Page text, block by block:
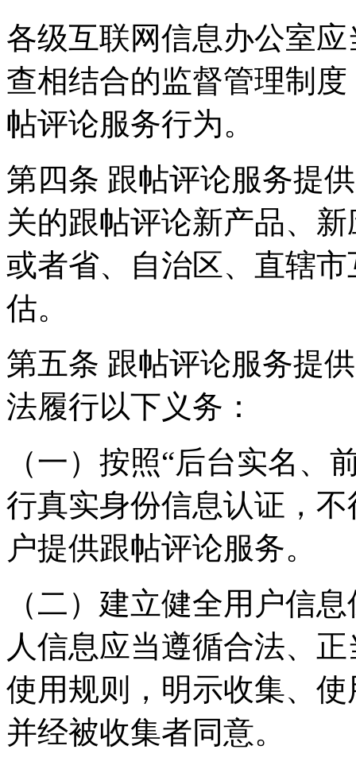
各级互联网信息办公室
查相结合的监督管理制
帖评论服务行为。
第四条 跟帖评论服务提
关的跟帖评论新产品、
或者省、自治区、直辖
估。
第五条 跟帖评论服务提
法履行以下义务：
（一）按照“后台实名、
行真实身份信息认证，
户提供跟帖评论服务。
（二）建立健全用户信
人信息应当遵循合法、
使用规则，明示收集、
并经被收集者同意。